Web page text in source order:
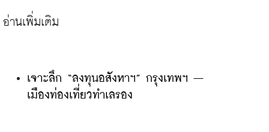
เจาะลึก “ลงทุนอสังหาฯ” กรุงเทพฯ –
เมืองท่องเที่ยวทำเลรอง